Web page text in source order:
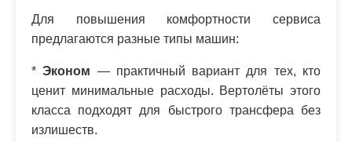
Для повышения комфортности сервиса
предлагаются разные типы машин:
*Эконом — практичный вариант для тех, кто
ценит минимальные расходы. Вертолёты этого
класса подходят для быстрого трансфера без
излишеств.